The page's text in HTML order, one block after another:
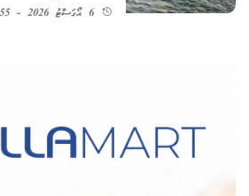
6 އޯގަސްޓު 2026 - 9:55